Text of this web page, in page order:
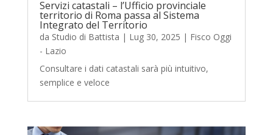
Servizi catastali – l’Ufficio provinciale
territorio di Roma passa al Sistema
Integrato del Territorio
da Studio di Battista | Lug 30, 2025 | Fisco Oggi
- Lazio
Consultare i dati catastali sarà più intuitivo,
semplice e veloce